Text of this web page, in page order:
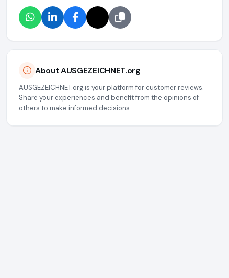
About AUSGEZEICHNET.org
AUSGEZEICHNET.org is your platform for customer reviews.
Share your experiences and benefit from the opinions of
others to make informed decisions.